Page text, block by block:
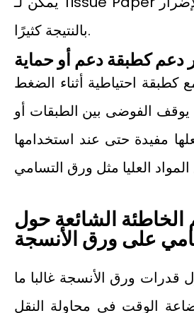
بالنتيجة كثيرًا.
دعم كطبقة دعم أو حماية
كطبقة احتياطية أثناء الضغط
يوقف الفوضى بين الطبقات أو
مفيدة حتى عند استخدامها
الخاطئة الشائعة حول
على ورق الأنسجة
قدرات ورق الأنسجة غالبا ما
الوقت في محاولة النقل